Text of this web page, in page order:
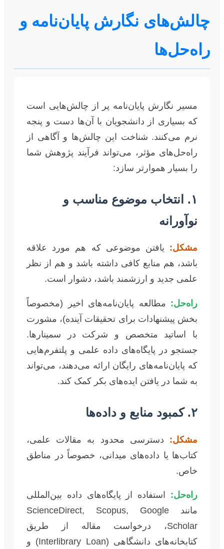
چالش‌های نگارش پایان‌نامه و
راه‌حل‌ها
مسیر نگارش پایان‌نامه پر از چالش‌هایی است
که بسیاری از دانشجویان با آن‌ها دست و پنجه
نرم می‌کنند. شناخت این چالش‌ها و آگاهی از
راه‌حل‌های مؤثر، می‌تواند فرآیند پژوهش شما
را بسیار هموارتر سازد:
۱. انتخاب موضوع مناسب و
نوآورانه
مشکل: یافتن موضوعی که هم مورد علاقه
باشد، هم منابع کافی داشته باشد و هم از نظر
علمی جدید و ارزشمند باشد، دشوار است.
راه‌حل: مطالعه پایان‌نامه‌های اخیر (مخصوصاً
بخش پیشنهادات برای تحقیقات آینده)، مشورت
با اساتید متخصص و شرکت در سمینارها.
جستجو در پایگاه‌های داده علمی و پلتفرم‌هایی
که پایان‌نامه‌های رایگان ارائه می‌دهند، می‌تواند
به شما در یافتن ایده‌های بکر کمک کند.
۲. کمبود منابع و داده‌ها
مشکل: دسترسی محدود به مقالات علمی،
کتاب‌ها یا داده‌های میدانی، خصوصاً در مناطق
خاص.
راه‌حل: استفاده از پایگاه‌های داده بین‌المللی
مانند ScienceDirect, Scopus, Google
Scholar، درخواست مقاله از طریق
کتابخانه‌های دانشگاهی (Interlibrary Loan) و